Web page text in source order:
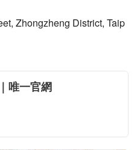
Zhongzheng District, Taip
唯一官網